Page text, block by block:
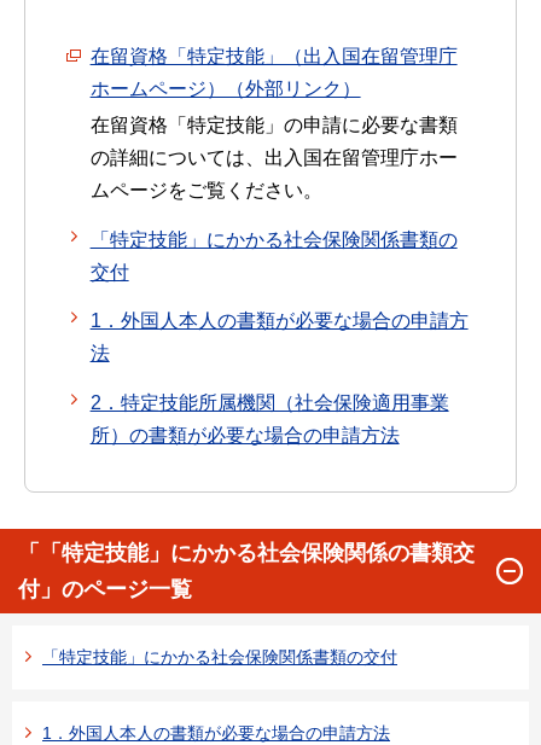
在留資格「特定技能」（出入国在留管理庁
ホームページ）（外部リンク）
在留資格「特定技能」の申請に必要な書類
の詳細については、出入国在留管理庁ホー
ムページをご覧ください。
「特定技能」にかかる社会保険関係書類の
交付
1．外国人本人の書類が必要な場合の申請方
法
2．特定技能所属機関（社会保険適用事業
所）の書類が必要な場合の申請方法
「「特定技能」にかかる社会保険関係の書類交
付」のページ一覧
「特定技能」にかかる社会保険関係書類の交付
1．外国人本人の書類が必要な場合の申請方法